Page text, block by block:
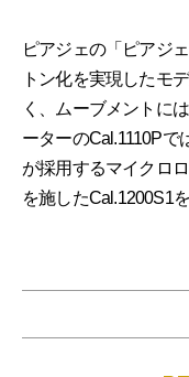
ピアジェの「ピアジ
トン化を実現したモ
く、ムーブメントに
ーターのCal.1110Pで
が採用するマイクロ
を施したCal.1200S1